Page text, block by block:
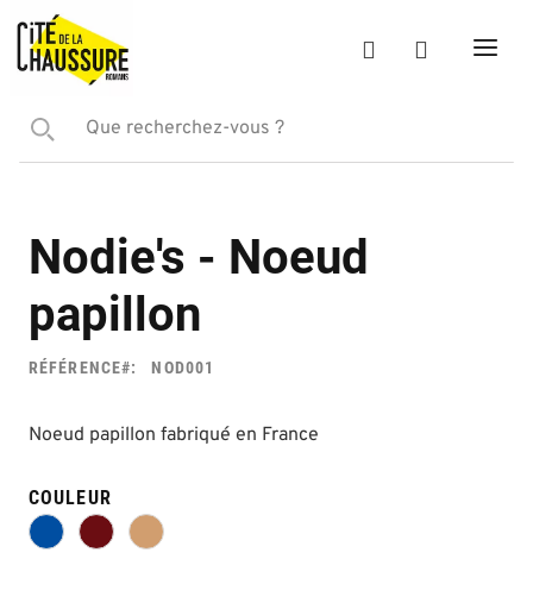
Nodie's - Noeud
papillon
RÉFÉRENCE NOD001
Noeud papillon fabriqué en France
COULEUR